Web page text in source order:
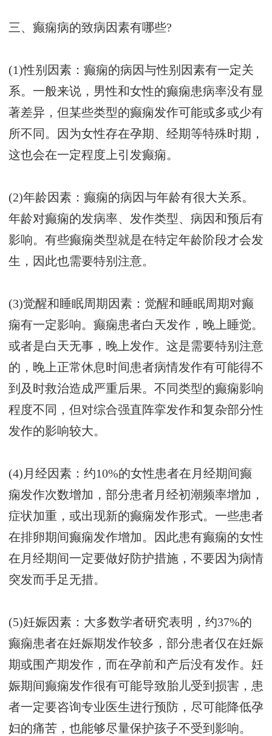
三、癫痫病的致病因素有哪些?
(1)性别因素：癫痫的病因与性别因素有一定关
系。一般来说，男性和女性的癫痫患病率没有显
著差异，但某些类型的癫痫发作可能或多或少有
所不同。因为女性存在孕期、经期等特殊时期，
这也会在一定程度上引发癫痫。
(2)年龄因素：癫痫的病因与年龄有很大关系。
年龄对癫痫的发病率、发作类型、病因和预后有
影响。有些癫痫类型就是在特定年龄阶段才会发
生，因此也需要特别注意。
(3)觉醒和睡眠周期因素：觉醒和睡眠周期对癫
痫有一定影响。癫痫患者白天发作，晚上睡觉。
或者是白天无事，晚上发作。这是需要特别注意
的，晚上正常休息时间患者病情发作有可能得不
到及时救治造成严重后果。不同类型的癫痫影响
程度不同，但对综合强直阵挛发作和复杂部分性
发作的影响较大。
(4)月经因素：约10%的女性患者在月经期间癫
痫发作次数增加，部分患者月经初潮频率增加，
症状加重，或出现新的癫痫发作形式。一些患者
在排卵期间癫痫发作增加。因此患有癫痫的女性
在月经期间一定要做好防护措施，不要因为病情
突发而手足无措。
(5)妊娠因素：大多数学者研究表明，约37%的
癫痫患者在妊娠期发作较多，部分患者仅在妊娠
期或围产期发作，而在孕前和产后没有发作。妊
娠期间癫痫发作很有可能导致胎儿受到损害，患
者一定要咨询专业医生进行预防，尽可能降低孕
妇的痛苦，也能够尽量保护孩子不受到影响。